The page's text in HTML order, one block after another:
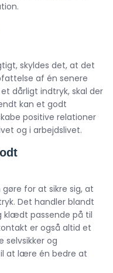
skyldes det, at det
af én senere
dårligt indtryk, skal der
kan et godt
positive relationer
og i arbejdslivet.
for at sikre sig, at
Det handler blandt
passende på til
er også altid et
selvsikker og
at lære én bedre at